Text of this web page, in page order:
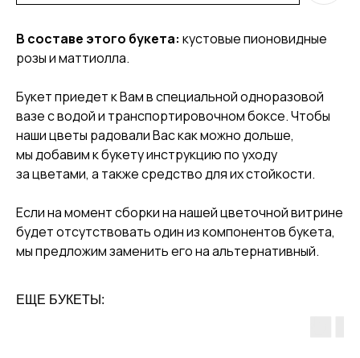
В составе этого букета: кустовые пионовидные
розы и маттиолла.
Букет приедет к Вам в специальной одноразовой
вазе с водой и транспортировочном боксе. Чтобы
наши цветы радовали Вас как можно дольше,
мы добавим к букету инструкцию по уходу
за цветами, а также средство для их стойкости.
Если на момент сборки на нашей цветочной витрине
будет отсутствовать один из компонентов букета,
мы предложим заменить его на альтернативный.
ЕЩЕ БУКЕТЫ: